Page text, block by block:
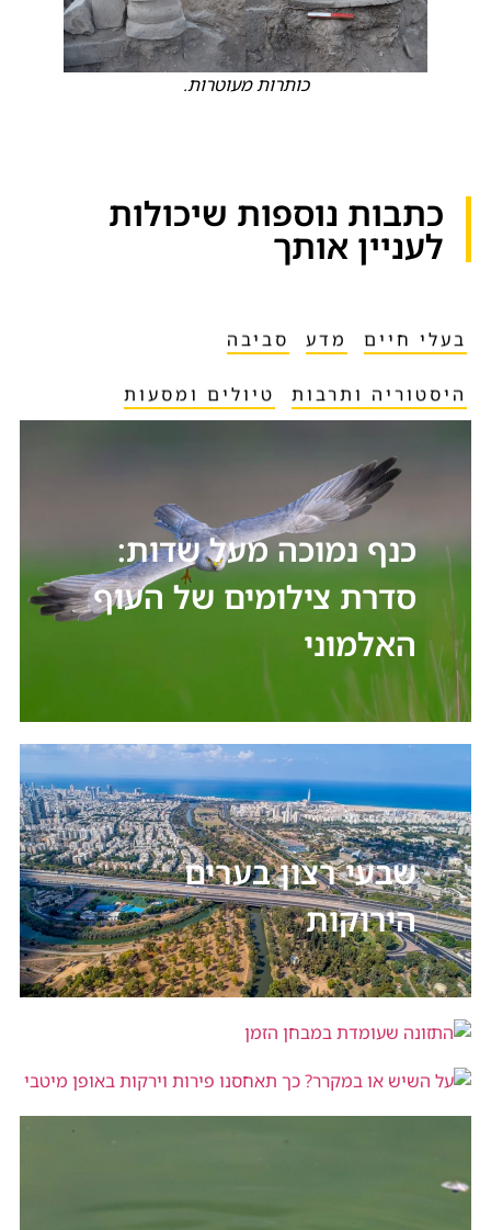
כותרות מעוטרות.
כתבות נוספות שיכולות
לעניין אותך​
בעלי חיים מדע סביבה
היסטוריה ותרבות טיולים ומסעות
כנף נמוכה מעל שדות:
סדרת צילומים של העוף
האלמוני
שבעי רצון בערים
הירוקות
התזונה שעומדת במבחן הזמן
על השיש או במקרר? כך תאחסנו פירות